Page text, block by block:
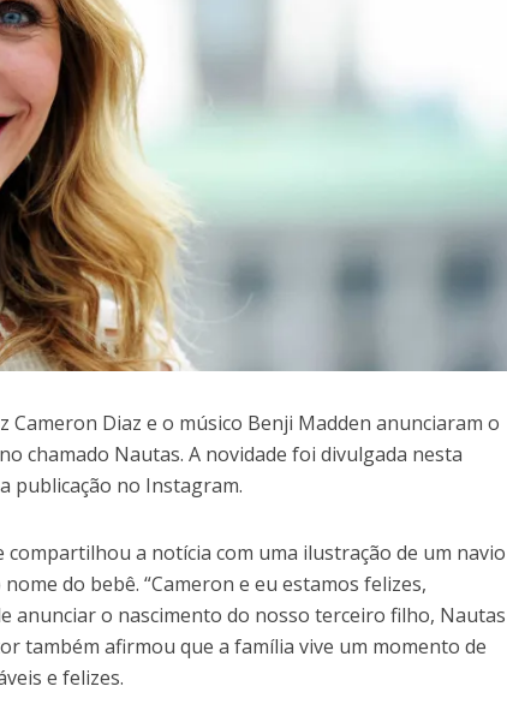
Cameron Diaz e o músico Benji Madden anunciaram o
chamado Nautas. A novidade foi divulgada nesta
publicação no Instagram.
a notícia com uma ilustração de um navio
do bebê. “Cameron e eu estamos felizes,
anunciar o nascimento do nosso terceiro filho, Nautas
também afirmou que a família vive um momento de
e felizes.